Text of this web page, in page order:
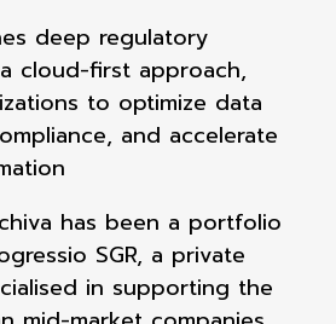
deep regulatory
cloud-first approach,
to optimize data
and accelerate
has been a portfolio
SGR, a private
in supporting the